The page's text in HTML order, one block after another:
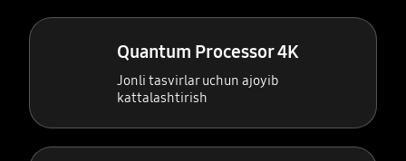
Quantum Processor 4K
Jonli tasvirlar uchun ajoyib
kattalashtirish